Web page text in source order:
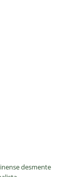
desmente